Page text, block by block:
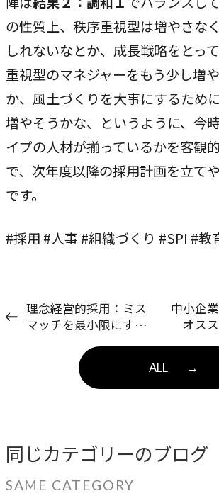
の性質上、秩序重視型は増やさな
しれないなとか、成長戦略をとっ
重視型のマネジャーをもう少し増
か、風土づくりを大事にするため
増やそうかな、というように、今
イプの人材が揃っているかを客観
で、次年度以降の採用計画を立て
です。
#採用 #人事 #組織づくり #SPI #教
理念経営的採用：ミス
マッチを最小限にする
ALL →
中小企
オス
同じカテゴリーのブログ
SAME CATEGORY